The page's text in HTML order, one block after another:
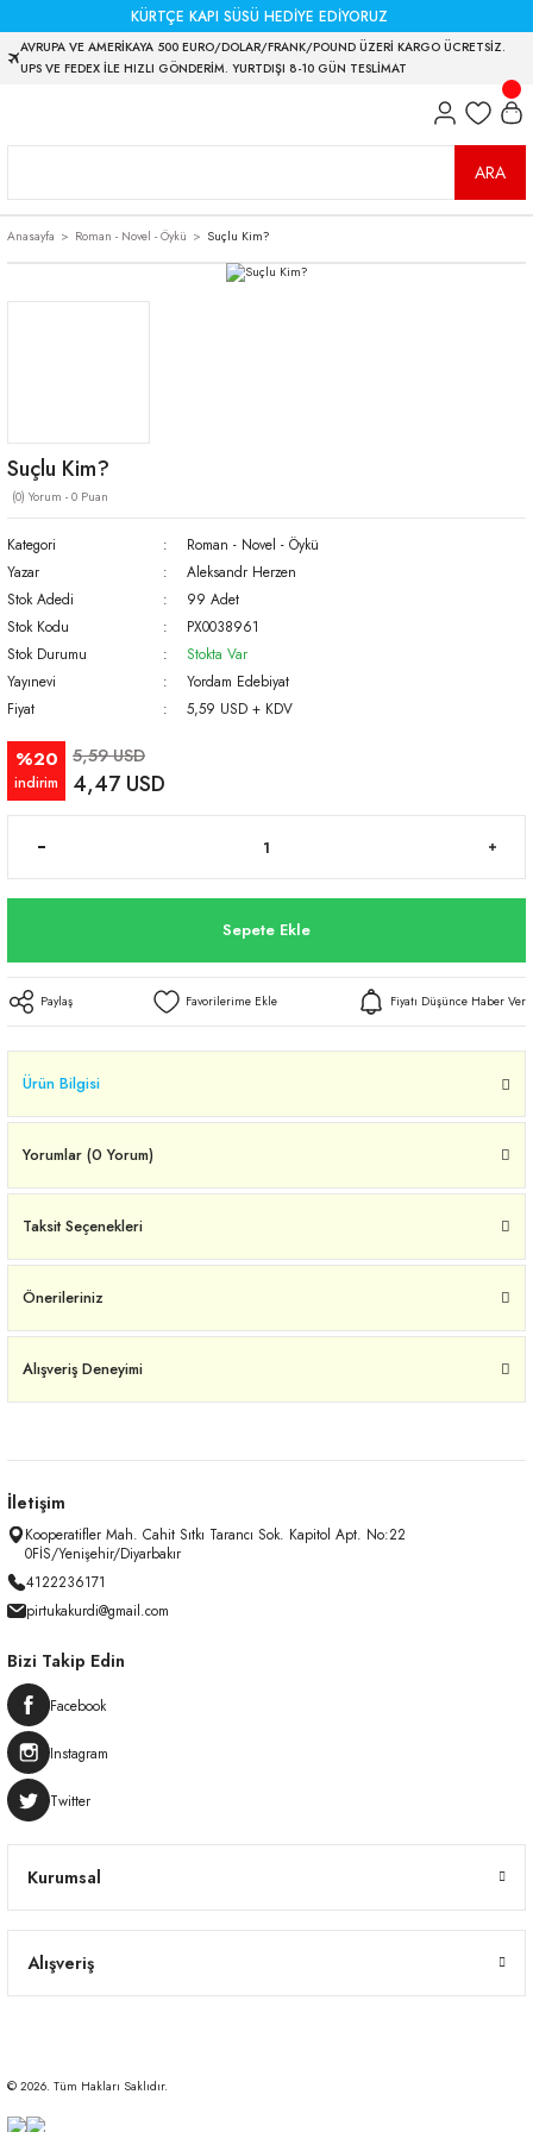
KÜRTÇE KAPI SÜSÜ HEDİYE EDİYORUZ
AVRUPA VE AMERİKAYA 500 EURO/DOLAR/FRANK/POUND ÜZERİ KARGO ÜCRETSİZ.
UPS VE FEDEX İLE HIZLI GÖNDERİM. YURTDIŞI 8-10 GÜN TESLİMAT
ARA
Anasayfa Roman - Novel - Öykü Suçlu Kim?
Suçlu Kim?
(0) Yorum - 0 Puan
Kategori
Roman - Novel - Öykü
Yazar
Aleksandr Herzen
Stok Adedi
99 Adet
Stok Kodu
PX0038961
Stok Durumu
Stokta Var
Yayınevi
Yordam Edebiyat
Fiyat
5,59 USD + KDV
%20
indirim
5,59 USD
4,47 USD
Sepete Ekle
Paylaş Fiyatı Düşünce Haber Ver
Ürün Bilgisi
Yorumlar (0 Yorum)
Taksit Seçenekleri
Önerileriniz
Alışveriş Deneyimi
İletişim
Kooperatifler Mah. Cahit Sıtkı Tarancı Sok. Kapitol Apt. No:22
0FİS/Yenişehir/Diyarbakır
4122236171
pirtukakurdi@gmail.com
Kurumsal
Alışveriş
Bizi Takip Edin
Facebook
Instagram
Twitter
© 2026. Tüm Hakları Saklıdır.